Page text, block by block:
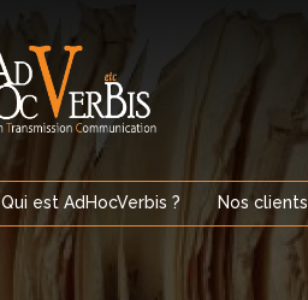
Qui est AdHocVerbis ? Nos clients